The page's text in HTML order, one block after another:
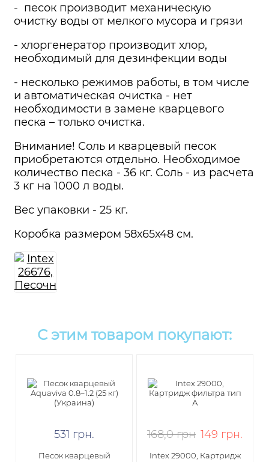
- песок производит механическую
очистку воды от мелкого мусора и грязи
- хлоргенератор производит хлор,
необходимый для дезинфекции воды
- несколько режимов работы, в том числе
и автоматическая очистка - нет
необходимости в замене кварцевого
песка – только очистка.
Внимание! Соль и кварцевый песок
приобретаются отдельно. Необходимое
количество песка - 36 кг. Соль - из расчета
3 кг на 1000 л воды.
Вес упаковки - 25 кг.
Коробка размером 58х65х48 см.
С этим товаром покупают:
531 грн.
Песок кварцевый
168,0 грн 149 грн.
Intex 29000, Картридж